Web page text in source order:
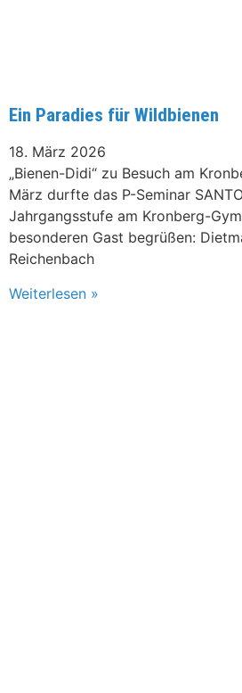
Ein Paradies für Wildbienen
18. März 2026
„Bienen-Didi“ zu Besuch am
März durfte das P-Seminar
Jahrgangsstufe am Kronberg-
besonderen Gast begrüßen:
Reichenbach
Weiterlesen »